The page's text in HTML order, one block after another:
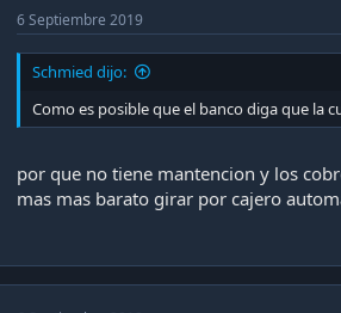
6 Septiembre 2019
Schmied dijo:
Como es posible que el banco diga que la
por que no tiene mantencion y los
mas mas barato girar por cajero